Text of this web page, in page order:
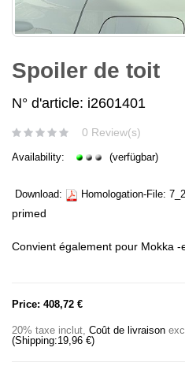
Spoiler de toit
N° d'article: i2601401
0 Review(s)
Availability: (verfügbar)
Download: Homologation-File:
primed
Convient également pour Mokka -
Price: 408,72 €
20% taxe inclut, Coût de livraison
(Shipping:19,96 €)